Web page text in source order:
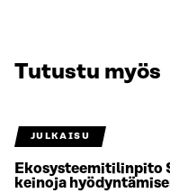
Tutustu myös
JULKAISU
Ekosysteemitilinpito
keinoja